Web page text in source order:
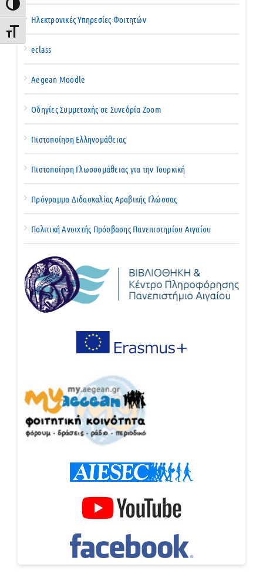
Εναλλαγή Υψηλής Αντίθεσης
Εναλλαγή Μεγέθους Γραμμάτων
Ηλεκτρονικές Υπηρεσίες Φοιτητών
eclass
Aegean Moodle
Οδηγίες Συμμετοχής σε Συνεδρία Zoom
Πιστοποίηση Ελληνομάθειας
Πιστοποίηση Γλωσσομάθειας για την Τουρκική
Πρόγραμμα Διδασκαλίας Αραβικής Γλώσσας
Πολιτική Ανοιχτής Πρόσβασης Πανεπιστημίου Αιγαίου